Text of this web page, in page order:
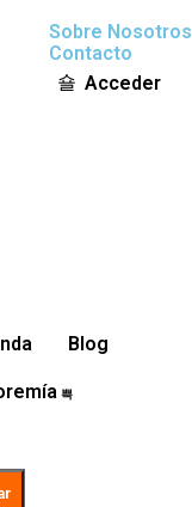
Sobre Nosotros
Contacto
Acceder
Blog